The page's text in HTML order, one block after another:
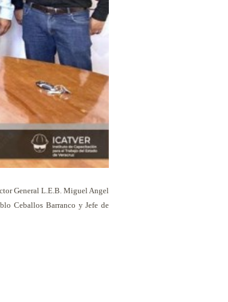
General L.E.B. Miguel Angel
Ceballos Barranco y Jefe de